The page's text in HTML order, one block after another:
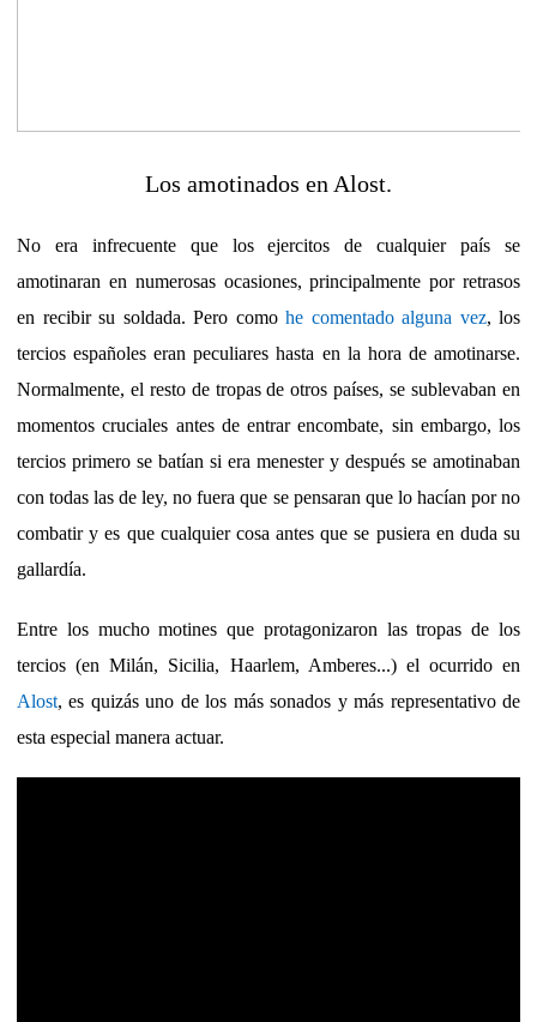
Los amotinados en Alost.
No era infrecuente que los ejercitos de cualquier país se
amotinaran en numerosas ocasiones, principalmente por retrasos
en recibir su soldada. Pero como he comentado alguna vez, los
tercios españoles eran peculiares hasta en la hora de amotinarse.
Normalmente, el resto de tropas de otros países, se sublevaban en
momentos cruciales antes de entrar encombate, sin embargo, los
tercios primero se batían si era menester y después se amotinaban
con todas las de ley, no fuera que se pensaran que lo hacían por no
combatir y es que cualquier cosa antes que se pusiera en duda su
gallardía.
Entre los mucho motines que protagonizaron las tropas de los
tercios (en Milán, Sicilia, Haarlem, Amberes...) el ocurrido en
Alost, es quizás uno de los más sonados y más representativo de
esta especial manera actuar.